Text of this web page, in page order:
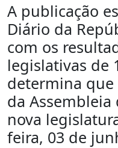
A publicação
Diário da
com os
legislativas de
determina
da Assembleia
nova
feira, 03 de